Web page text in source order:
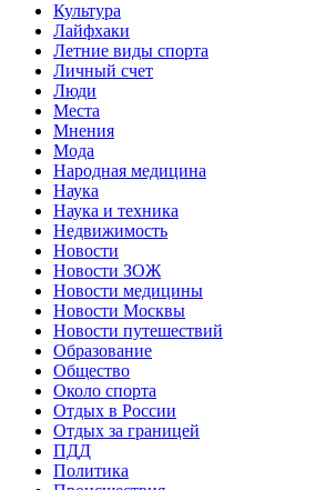
Культура
Лайфхаки
Летние виды спорта
Личный счет
Люди
Места
Мнения
Мода
Народная медицина
Наука
Наука и техника
Недвижимость
Новости
Новости ЗОЖ
Новости медицины
Новости Москвы
Новости путешествий
Образование
Общество
Около спорта
Отдых в России
Отдых за границей
ПДД
Политика